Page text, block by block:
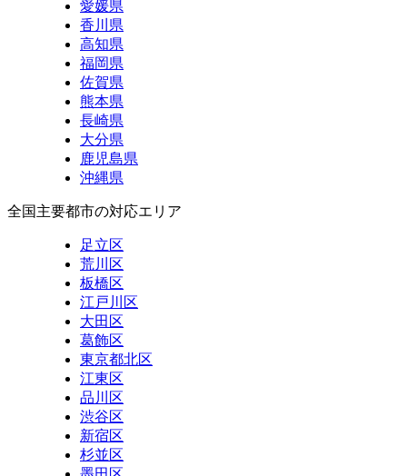
愛媛県
香川県
高知県
福岡県
佐賀県
熊本県
長崎県
大分県
鹿児島県
沖縄県
全国主要都市の対応エリア
足立区
荒川区
板橋区
江戸川区
大田区
葛飾区
東京都北区
江東区
品川区
渋谷区
新宿区
杉並区